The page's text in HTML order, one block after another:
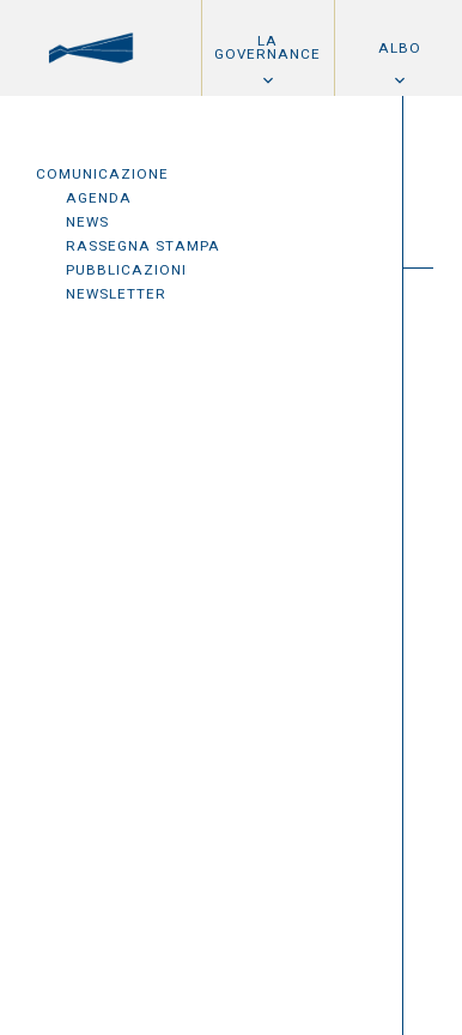
LA
GOVERNANCE ALBO
COMUNICAZIONE
AGENDA
NEWS
RASSEGNA STAMPA
PUBBLICAZIONI
NEWSLETTER